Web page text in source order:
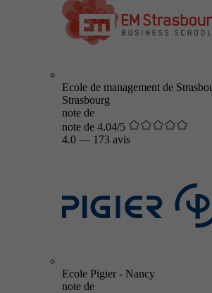
Ecole de management de
Strasbourg
note de
note de 4.04/5
4.0 — 173 avis
Ecole Pigier - Nancy
note de